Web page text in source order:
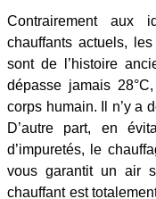
Contrairement aux
chauffants actuels,
sont de l’histoire
dépasse jamais
corps humain. Il n’y a
D’autre part, en
d’impuretés, le
vous garantit un air
chauffant est